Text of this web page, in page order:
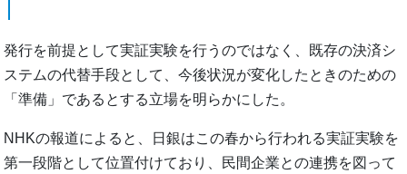
発行を前提として実証実験を行うのではなく、既存の決済シ
ステムの代替手段として、今後状況が変化したときのための
「準備」であるとする立場を明らかにした。
NHKの報道によると、日銀はこの春から行われる実証実験を
第一段階として位置付けており、民間企業との連携を図って